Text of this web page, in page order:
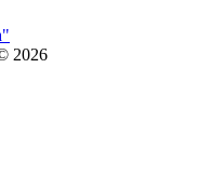
2026